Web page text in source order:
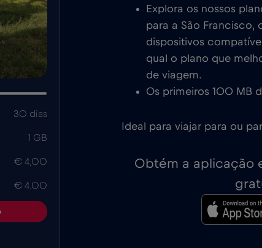
30 dias
1 GB
€ 4,00
€ 4.00
Explora os nossos
para a São
dispositivos
qual o plano que
de viagem.
Os primeiros 100 MB
Ideal para viajar para ou
Obtém a aplicação